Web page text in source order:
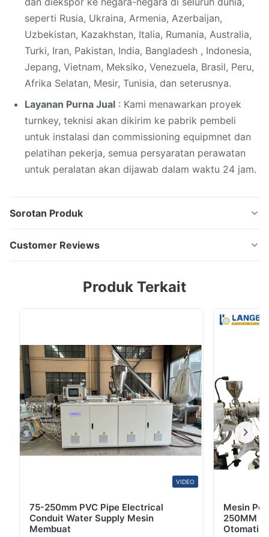
seperti Rusia, Ukraina, Armenia, Azerbaijan,
Uzbekistan, Kazakhstan, Italia, Rumania, Australia,
Turki, Iran, Pakistan, India, Bangladesh , Indonesia,
Jepang, Vietnam, Meksiko, Venezuela, Brasil, Peru,
Afrika Selatan, Mesir, Tunisia, dan seterusnya.
Layanan Purna Jual : Kami menawarkan proyek
turnkey, teknisi akan dikirim ke pabrik pembeli
untuk instalasi dan commissioning equipmnet dan
pelatihan pekerja, semua persyaratan perawatan
untuk peralatan akan dijawab dalam waktu 24 jam.
Sorotan Produk
Pasokan Air PVC Detail cepat 1. Keuntungan dari mesin
leleh rendah. Khusus desain sekrup untuk memastikan
Customer Reviews
Based on 50 reviews recently
100%
0
R Rajesh Kumar
Nov 27.2024
Plasticizing performance is consistent, and the output quality
Produk Terkait
VIDEO
75-250mm PVC Pipe Electrical
Conduit Water Supply Mesin
Membuat
Mesin
250MM
Otomatis